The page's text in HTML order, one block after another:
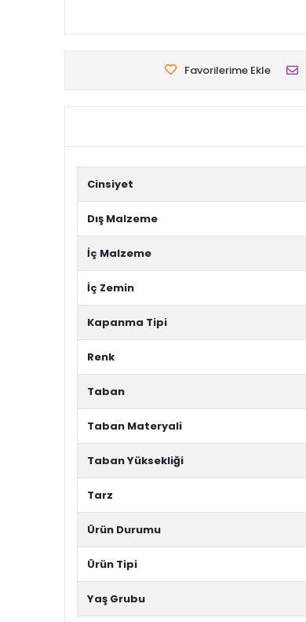
Favorilerime Ekle
Cinsiyet
Dış Malzeme
İç Malzeme
İç Zemin
Kapanma Tipi
Renk
Taban
Taban Materyali
Taban Yüksekliği
Tarz
Ürün Durumu
Ürün Tipi
Yaş Grubu